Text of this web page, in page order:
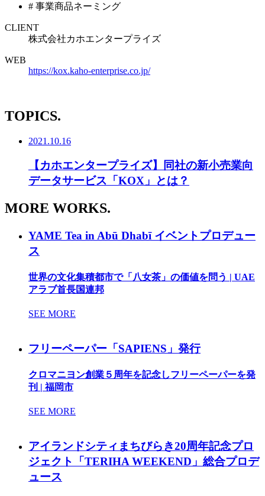
# 事業商品ネーミング
CLIENT
株式会社カホエンタープライズ
WEB
https://kox.kaho-enterprise.co.jp/
TOPICS.
2021.10.16
【カホエンタープライズ】同社の新小売業向
データサービス「KOX」とは？
MORE WORKS.
YAME Tea in Abū Dhabī イベントプロデュー
ス
世界の文化集積都市で「八女茶」の価値を問う | UAE
アラブ首長国連邦
SEE MORE
フリーペーパー「SAPIENS」発行
クロマニヨン創業５周年を記念しフリーペーパーを発
刊 | 福岡市
SEE MORE
アイランドシティまちびらき20周年記念プロ
ジェクト「TERIHA WEEKEND」総合プロデ
ュース